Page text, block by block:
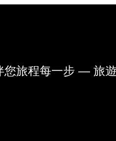
您旅程每一步 — 旅